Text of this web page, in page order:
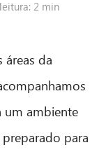
2 min
áreas da
um ambiente
para